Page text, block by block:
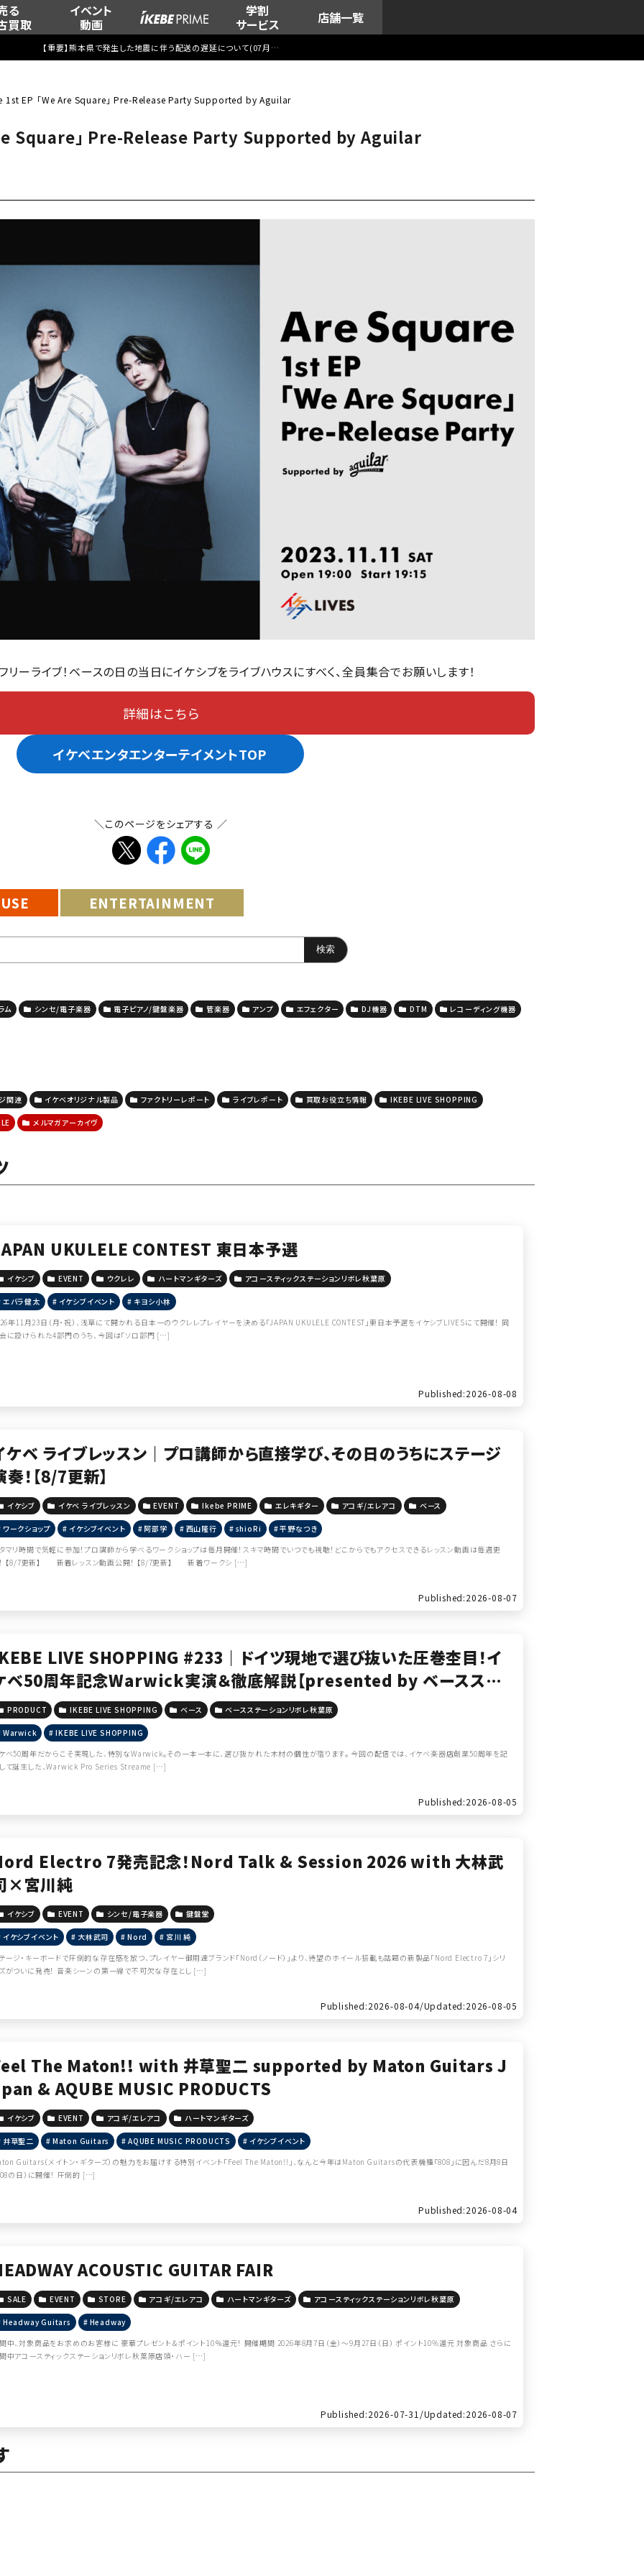
る
買取
イベント
動画
学割
サービス
店舗一覧
【重要】熊本県で発生した地震に伴う配送の遅延について(07月29日
1st EP 「We Are Square」 Pre-Release Party Supported by Aguilar
Square」 Pre-Release Party Supported by Aguilar
ーライブ！ベースの日の当日にイケシブをライブハウスにすべく、全員集合でお願いします！
詳細はこちら
イケベエンタエンターテイメントTOP
＼このページをシェアする ／
ENTERTAINMENT
ム シンセ/電子楽器 電子ピアノ/鍵盤楽器 管楽器 アンプ エフェクター DJ機器 DTM レコーディング機器
関連 イケベオリジナル製品 ファクトリーレポート ライブレポート 買取お役立ち情報 IKEBE LIVE SHOPPING
メルマガアーカイヴ
UKULELE CONTEST 東日本予選
イケシブ EVENT ウクレレ ハートマンギターズ アコースティックステーションリボレ秋葉原
エバラ健太 イケシブイベント
キヨシ小林
年11月23日（月・祝）、浅草にて開かれる日本一のウクレレプレイヤーを決める「JAPAN UKULELE CONTEST」東日本予選をイケシブLIVESにて開催！ 同
に設けられた4部門のうち、今回は「ソロ部門 […]
Published:2026-08-08
ケベ ライブレッスン｜プロ講師から直接学び、その日のうちにステージ
奏！【8/7更新】
イケシブ イケベ ライブレッスン EVENT Ikebe PRIME エレキギター アコギ/エレアコ ベース
ワークショップ イケシブイベント 阿部学 西山隆行 shioRi
平野なつき
マリ時間で気軽に参加！プロ講師から学べるワークショップは毎月開催！スキマ時間でいつでも視聴！どこからでもアクセスできるレッスン動画は毎週更
【8/7更新】 新着レッスン動画公開！ 【8/7更新】 新着ワークシ […]
Published:2026-08-07
LIVE SHOPPING #233｜ドイツ現地で選び抜いた圧巻杢目！イ
ベ50周年記念Warwick実演＆徹底解説【presented by ベースステ
ションリボレ秋葉原】
PRODUCT IKEBE LIVE SHOPPING ベース ベースステーションリボレ秋葉原
Warwick
IKEBE LIVE SHOPPING
ベ50周年だからこそ実現した、特別なWarwick。その一本一本に、選び抜かれた木材の個性が宿ります。 今回の配信では、イケベ楽器店創業50周年を記
て誕生した、Warwick Pro Series Streame […]
Published:2026-08-05
Electro 7発売記念！Nord Talk & Session 2026 with 大林武
×宮川純
イケシブ EVENT シンセ/電子楽器 鍵盤堂
イケシブイベント 大林武司 Nord
宮川 純
ージ・キーボードで圧倒的な存在感を放つ、プレイヤー御用達ブランド「Nord（ノード）」より、待望のホイール搭載も話題の新製品「Nord Electro 7」シリ
がついに発売！ 音楽シーンの第一線で不可欠な存在とし […]
Published:2026-08-04/Updated:2026-08-05
The Maton!! with 井草聖二 supported by Maton Guitars J
& AQUBE MUSIC PRODUCTS
イケシブ EVENT アコギ/エレアコ ハートマンギターズ
井草聖二 Maton Guitars AQUBE MUSIC PRODUCTS
イケシブイベント
Guitars（メイトン・ギターズ）の魅力をお届けする特別イベント「Feel The Maton!!」、なんと今年はMaton Guitarsの代表機種「808」に因んだ8月8日
の日）に開催！ 圧倒的 […]
Published:2026-08-04
ACOUSTIC GUITAR FAIR
SALE EVENT STORE アコギ/エレアコ ハートマンギターズ アコースティックステーションリボレ秋葉原
Headway Guitars
Headway
中、対象商品をお求めのお客様に 豪華プレゼント＆ポイント10％還元！ 開催期間 2026年8月7日（金）～9月27日（日） ポイント10%還元 対象商品 さらに
中アコースティックステーションリボレ秋葉原店頭・ハー […]
Published:2026-07-31/Updated:2026-08-07